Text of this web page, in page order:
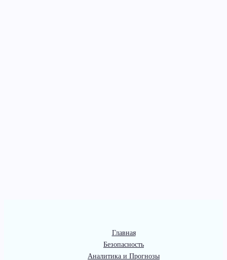
Главная
Безопасность
Аналитика и Прогнозы